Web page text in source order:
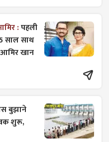
:पहली
साल साथ
खान
बुझाने
शुरू,